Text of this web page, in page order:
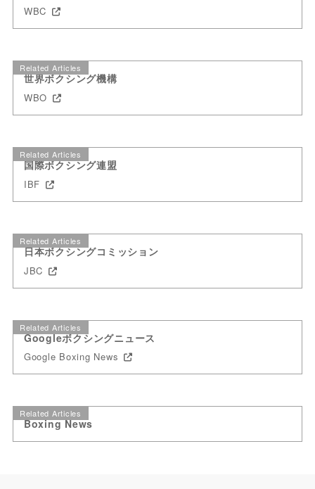
WBC
Related Articles
世界ボクシング機構
WBO
Related Articles
国際ボクシング連盟
IBF
Related Articles
日本ボクシングコミッション
JBC
Related Articles
Googleボクシングニュース
Google Boxing News
Related Articles
Boxing News